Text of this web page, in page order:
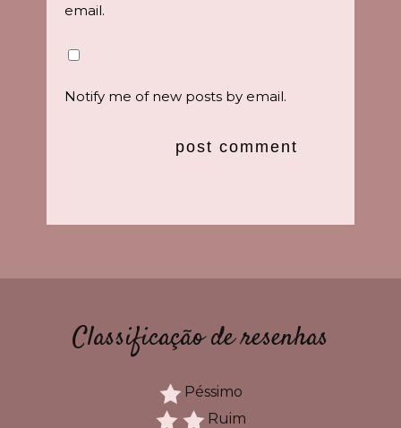
email.
Notify me of new posts by email.
Classificação de resenhas
Péssimo
Ruim